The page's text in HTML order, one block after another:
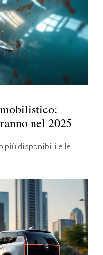
nel 2025
più disponibili e le